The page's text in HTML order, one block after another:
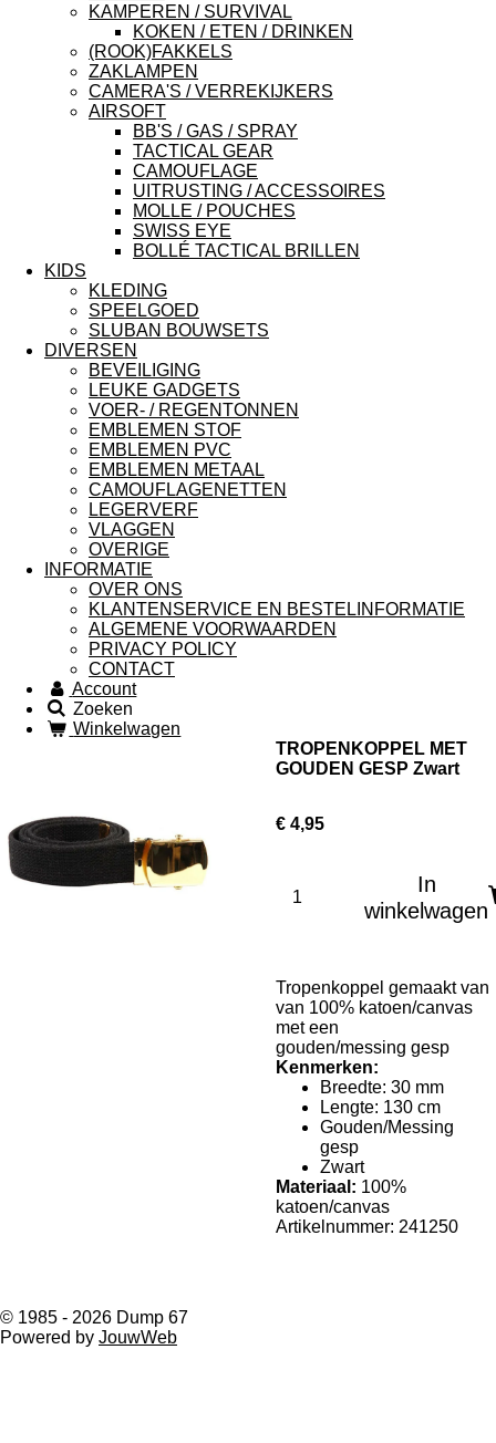
KAMPEREN / SURVIVAL
KOKEN / ETEN / DRINKEN
(ROOK)FAKKELS
ZAKLAMPEN
CAMERA'S / VERREKIJKERS
AIRSOFT
BB'S / GAS / SPRAY
TACTICAL GEAR
CAMOUFLAGE
UITRUSTING / ACCESSOIRES
MOLLE / POUCHES
SWISS EYE
BOLLÉ TACTICAL BRILLEN
KIDS
KLEDING
SPEELGOED
SLUBAN BOUWSETS
DIVERSEN
BEVEILIGING
LEUKE GADGETS
VOER- / REGENTONNEN
EMBLEMEN STOF
EMBLEMEN PVC
EMBLEMEN METAAL
CAMOUFLAGENETTEN
LEGERVERF
VLAGGEN
OVERIGE
INFORMATIE
OVER ONS
KLANTENSERVICE EN BESTELINFORMATIE
ALGEMENE VOORWAARDEN
PRIVACY POLICY
CONTACT
Account
Zoeken
Winkelwagen
TROPENKOPPEL MET
GOUDEN GESP Zwart
€ 4,95
In
winkelwagen
Tropenkoppel gemaakt van
van 100% katoen/canvas
met een
gouden/messing gesp
Kenmerken:
Breedte: 30 mm
Lengte: 130 cm
Gouden/Messing
gesp
Zwart
Materiaal: 100%
katoen/canvas​
Artikelnummer: 241250
© 1985 - 2026 Dump 67
Powered by JouwWeb